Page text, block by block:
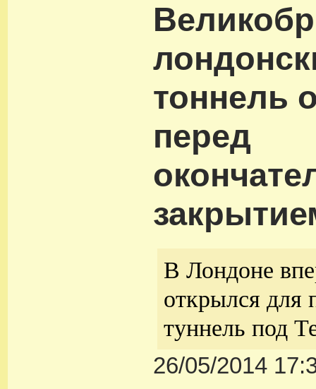
тоннель
перед
В Лондоне
открылся для
туннель под
26/05/2014